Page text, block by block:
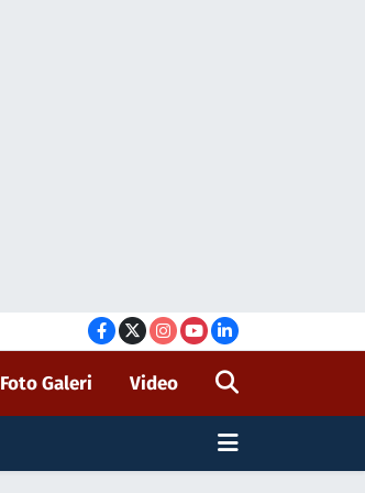
Foto Galeri Video